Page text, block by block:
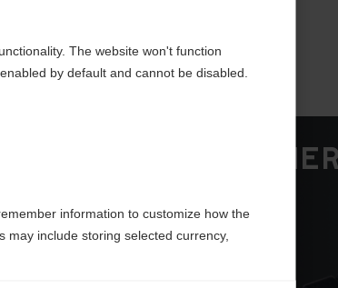
werden
The website won't function
by default and cannot be disabled.
information to customize how the
include storing selected currency,